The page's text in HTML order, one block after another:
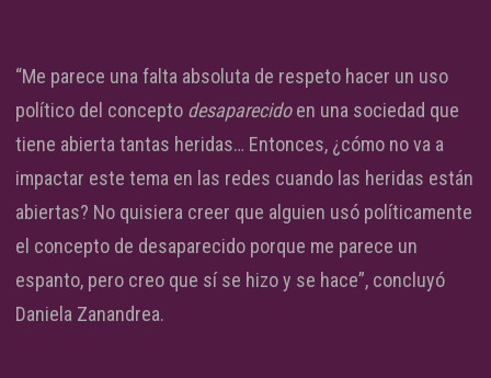
“Me parece una falta absoluta de respeto hacer un uso
político del concepto desaparecidoen una sociedad que
tiene abierta tantas heridas… Entonces, ¿cómo no va a
impactar este tema en las redes cuando las heridas están
abiertas? No quisiera creer que alguien usó políticamente
el concepto de desaparecido porque me parece un
espanto, pero creo que sí se hizo y se hace”, concluyó
Daniela Zanandrea.